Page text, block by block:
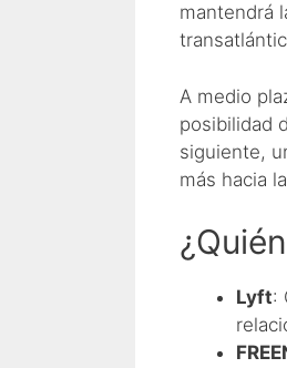
mantendrá
A medio
posibilidad
siguiente,
más hacia
Lyft: